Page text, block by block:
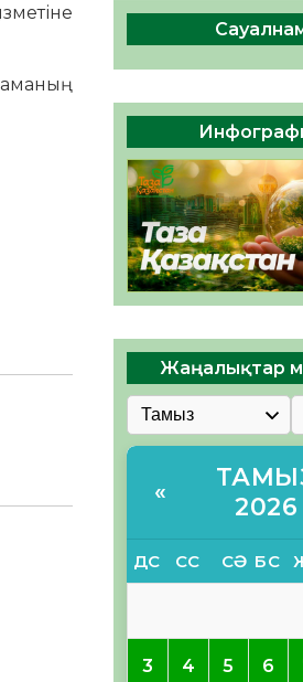
Руслан
әкімінің
тағайындалды
05.08.2026
Жаңалықтар
«
2026
ДС СС СӘ БС
3 4 5 6